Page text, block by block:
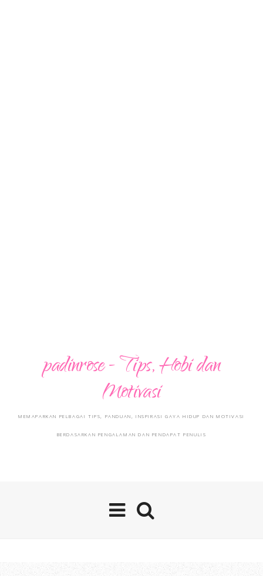
padinrose - Tips, Hobi dan
Motivasi
MEMAPARKAN PELBAGAI TIPS, PANDUAN, INSPIRASI GAYA HIDUP DAN MOTIVASI
BERDASARKAN PENGALAMAN DAN PENDAPAT PENULIS